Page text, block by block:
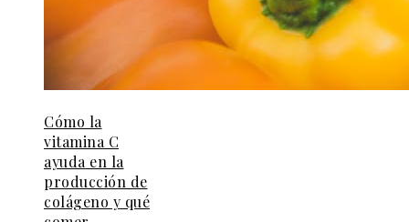
Cómo la
vitamina C
ayuda en la
producción de
colágeno y qué